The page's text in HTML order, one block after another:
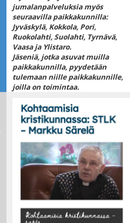
jumalanpalveluksia myös
seuraavilla paikkakunnilla:
Jyväskylä, Kokkola, Pori,
Ruokolahti, Suolahti, Tyrnävä,
Vaasa ja Ylistaro.
Jäseniä, jotka asuvat muilla
paikkakunnilla, pyydetään
tulemaan niille paikkakunnille,
joilla on toimintaa.